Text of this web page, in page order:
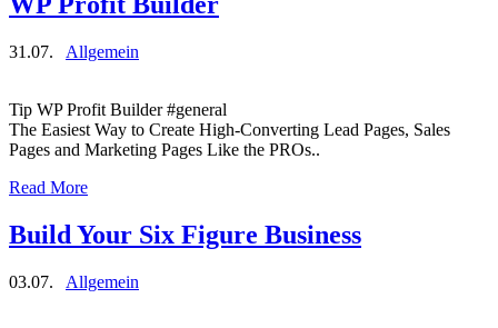
31.07. Allgemein
Tip WP Profit Builder #general
The Easiest Way to Create High-Converting Lead Pages, Sales
Pages and Marketing Pages Like the PROs..
Read More
Build Your Six Figure Business
03.07. Allgemein